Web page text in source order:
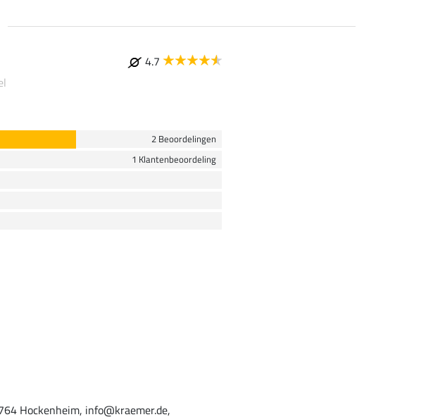
4.7
2 Beoordelingen
1 Klantenbeoordeling
Hockenheim, info@kraemer.de,